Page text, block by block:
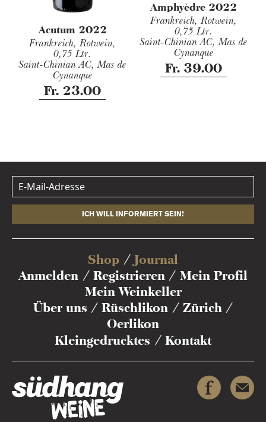
Amphyèdre 2022
Frankreich, Rotwein,
0,75 Ltr.
Saint-Chinian AC, Mas de
Cynanque
Fr. 39.00
Acutum 2022
Frankreich, Rotwein,
0,75 Ltr.
Saint-Chinian AC, Mas de
Cynanque
Fr. 23.00
ICH WILL INFORMIERT SEIN!
Shop
Journal
Anmelden
Registrieren
Mein Profil
Mein Weinkeller
Über uns
Rüschlikon
Zürich
Oerlikon
Kleingedrucktes
Kontakt